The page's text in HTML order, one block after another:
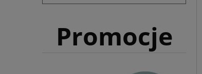
Promocje